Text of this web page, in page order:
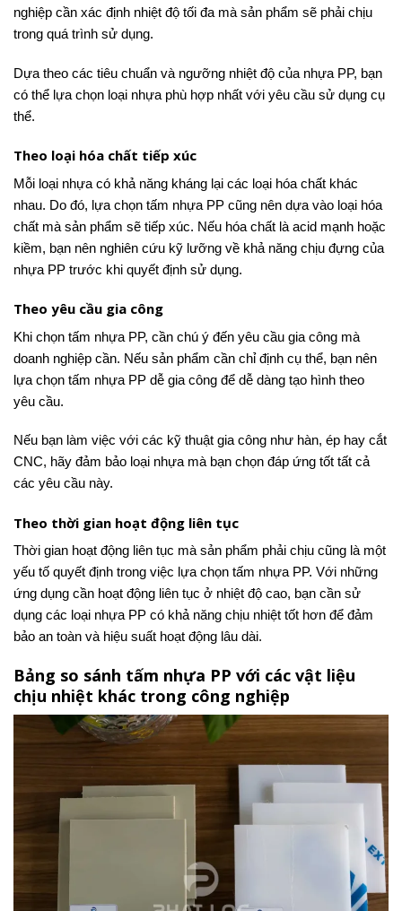
nghiệp cần xác định nhiệt độ tối đa mà sản phẩm sẽ phải chịu
trong quá trình sử dụng.
Dựa theo các tiêu chuẩn và ngưỡng nhiệt độ của nhựa PP, bạn
có thể lựa chọn loại nhựa phù hợp nhất với yêu cầu sử dụng cụ
thể.
Theo loại hóa chất tiếp xúc
Mỗi loại nhựa có khả năng kháng lại các loại hóa chất khác
nhau. Do đó, lựa chọn tấm nhựa PP cũng nên dựa vào loại hóa
chất mà sản phẩm sẽ tiếp xúc. Nếu hóa chất là acid mạnh hoặc
kiềm, bạn nên nghiên cứu kỹ lưỡng về khả năng chịu đựng của
nhựa PP trước khi quyết định sử dụng.
Theo yêu cầu gia công
Khi chọn tấm nhựa PP, cần chú ý đến yêu cầu gia công mà
doanh nghiệp cần. Nếu sản phẩm cần chỉ định cụ thể, bạn nên
lựa chọn tấm nhựa PP dễ gia công để dễ dàng tạo hình theo
yêu cầu.
Nếu bạn làm việc với các kỹ thuật gia công như hàn, ép hay cắt
CNC, hãy đảm bảo loại nhựa mà bạn chọn đáp ứng tốt tất cả
các yêu cầu này.
Theo thời gian hoạt động liên tục
Thời gian hoạt động liên tục mà sản phẩm phải chịu cũng là một
yếu tố quyết định trong việc lựa chọn tấm nhựa PP. Với những
ứng dụng cần hoạt động liên tục ở nhiệt độ cao, bạn cần sử
dụng các loại nhựa PP có khả năng chịu nhiệt tốt hơn để đảm
bảo an toàn và hiệu suất hoạt động lâu dài.
Bảng so sánh tấm nhựa PP với các vật liệu
chịu nhiệt khác trong công nghiệp